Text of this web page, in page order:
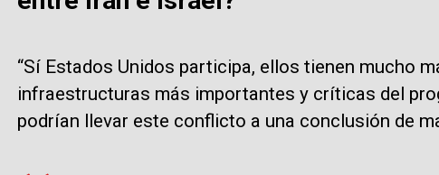
“Sí Estados Unidos participa, ellos tienen mucho
infraestructuras más importantes y críticas del
podrían llevar este conflicto a una conclusión de